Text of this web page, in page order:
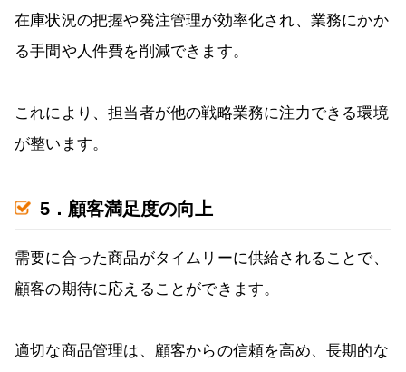
在庫状況の把握や発注管理が効率化され、業務にかか
る手間や人件費を削減できます。
これにより、担当者が他の戦略業務に注力できる環境
が整います。
5．顧客満足度の向上
需要に合った商品がタイムリーに供給されることで、
顧客の期待に応えることができます。
適切な商品管理は、顧客からの信頼を高め、長期的な